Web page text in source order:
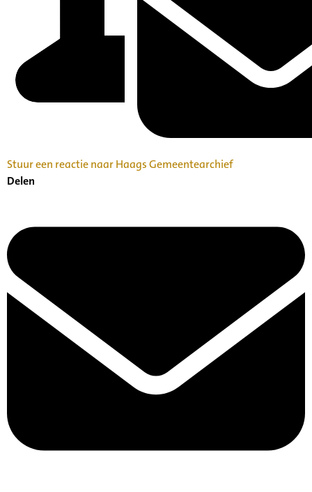
Stuur een reactie naar Haags Gemeentearchief
Delen